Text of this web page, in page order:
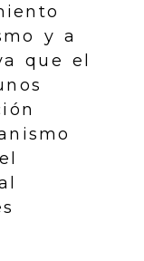
y a
que el